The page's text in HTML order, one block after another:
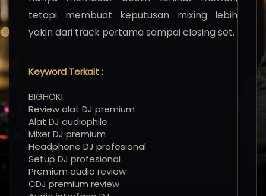
tetapi membuat keputusan mixing lebih
yakin dari track pertama sampai closing set.
Keyword Terkait :
BIGHOKI
Review alat DJ premium
Alat DJ audiophile
Mixer DJ premium
Headphone DJ profesional
Setup DJ profesional
Premium audio review
CDJ premium review